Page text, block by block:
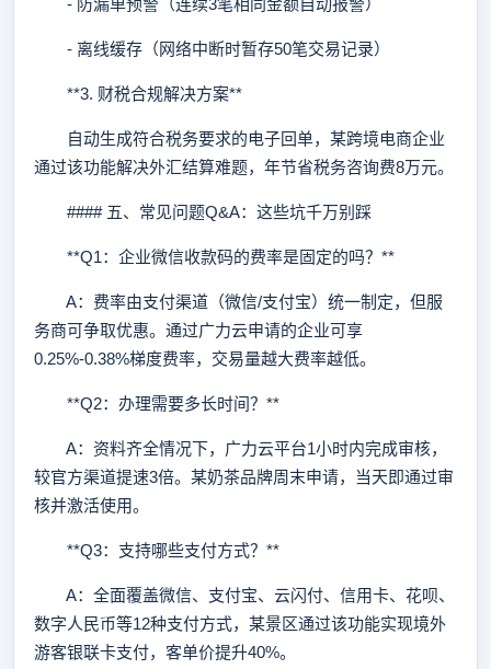
- 防漏单预警（连续3笔相同金额自动报警）
- 离线缓存（网络中断时暂存50笔交易记录）
**3. 财税合规解决方案**
自动生成符合税务要求的电子回单，某跨境电商企业
通过该功能解决外汇结算难题，年节省税务咨询费8万元。
#### 五、常见问题Q&A：这些坑千万别踩
**Q1：企业微信收款码的费率是固定的吗？**
A：费率由支付渠道（微信/支付宝）统一制定，但服
务商可争取优惠。通过广力云申请的企业可享
0.25%-0.38%梯度费率，交易量越大费率越低。
**Q2：办理需要多长时间？**
A：资料齐全情况下，广力云平台1小时内完成审核，
较官方渠道提速3倍。某奶茶品牌周末申请，当天即通过审
核并激活使用。
**Q3：支持哪些支付方式？**
A：全面覆盖微信、支付宝、云闪付、信用卡、花呗、
数字人民币等12种支付方式，某景区通过该功能实现境外
游客银联卡支付，客单价提升40%。